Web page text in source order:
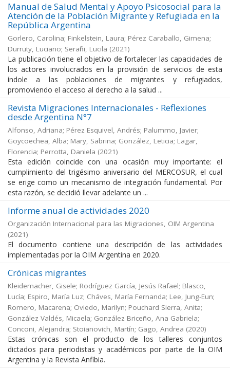
Manual de Salud Mental y Apoyo Psicosocial para la
Atención de la Población Migrante y Refugiada en la
República Argentina
Gorlero, Carolina; Finkelstein, Laura; Pérez Caraballo, Gimena;
Durruty, Luciano; Serafini, Lucila (2021)
La publicación tiene el objetivo de fortalecer las capacidades de
los actores involucrados en la provisión de servicios de esta
índole a las poblaciones de migrantes y refugiados,
promoviendo el acceso al derecho a la salud ...
Revista Migraciones Internacionales - Reflexiones
desde Argentina N°7
Alfonso, Adriana; Pérez Esquivel, Andrés; Palummo, Javier;
Goycoechea, Alba; Mary, Sabrina; González, Leticia; Lagar,
Florencia; Perrotta, Daniela (2021)
Esta edición coincide con una ocasión muy importante: el
cumplimiento del trigésimo aniversario del MERCOSUR, el cual
se erige como un mecanismo de integración fundamental. Por
esta razón, se decidió llevar adelante un ...
Informe anual de actividades 2020
Organización Internacional para las Migraciones, OIM Argentina
(2021)
El documento contiene una descripción de las actividades
implementadas por la OIM Argentina en 2020.
Crónicas migrantes
Kleidemacher, Gisele; Rodríguez García, Jesús Rafael; Blasco,
Lucía; Espiro, María Luz; Cháves, María Fernanda; Lee, Jung-Eun;
Romero, Macarena; Oviedo, Marilyn; Pouchard Sierra, Anita;
González Valdés, Micaela; González Briceño, Ana Gabriela;
Conconi, Alejandra; Stoianovich, Martín; Gago, Andrea (2020)
Estas crónicas son el producto de los talleres conjuntos
dictados para periodistas y académicos por parte de la OIM
Argentina y la Revista Anfibia.